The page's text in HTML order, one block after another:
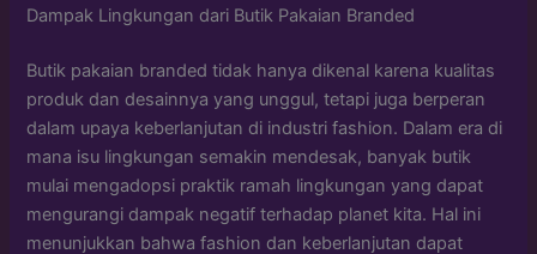
Dampak Lingkungan dari Butik Pakaian Branded
Butik pakaian branded tidak hanya dikenal karena kualitas
produk dan desainnya yang unggul, tetapi juga berperan
dalam upaya keberlanjutan di industri fashion. Dalam era di
mana isu lingkungan semakin mendesak, banyak butik
mulai mengadopsi praktik ramah lingkungan yang dapat
mengurangi dampak negatif terhadap planet kita. Hal ini
menunjukkan bahwa fashion dan keberlanjutan dapat